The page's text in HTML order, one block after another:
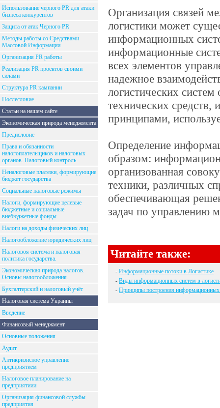
Использование черного PR для атаки
бизнеса конкурентов
Защита от атак Черного PR
Методы работы со Средствами
Массовой Информации
Организация PR работы
Реализация PR проектов своими
силами
Структура PR кампании
Послесловие
Статьи на нашем сайте
Экономическая природа менеджмента
Предисловие
Права и обязанности
налогоплательщиков и налоговых
органов. Налоговый контроль.
Неналоговые платежи, формирующие
бюджет государства
Социальные налоговые режимы
Налоги, формирующие целевые
бюджетные и социальные
внебюджетные фонды
Налоги на доходы физических лиц
Налогообложение юридических лиц
Налоговоя система и налоговая
политика государства.
Экономическая природа налогов.
Основы налогообложения.
Бухгалтерский и налоговый учёт
Налоговая система Украины
Введение
Финансовый менеджмент
Основные положения
Аудит
Антикризисное управление
предприятием
Налоговое планирование на
предприятиии
Организация финансовой службы
предприятия
Организация связей
логистики может
информационных
информационные
всех элементов
надежное
логистических
технических средств,
принципами,
Определение
образом:
организованная
техники, различных
обеспечивающая
задач по управлению
Читайте также:
- Информационные потоки в Логистике
- Виды информационных систем в
- Принципы построения информационных